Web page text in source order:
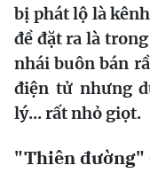
bị phát lộ là
đề đặt ra là
nhái buôn bán
điện tử nhưng
lý... rất nhỏ giọt.
"Thiên đường"